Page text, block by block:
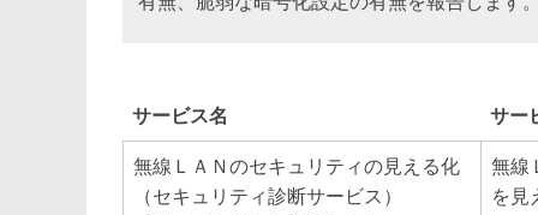
サービス名 サー
無線ＬＡＮのセキュリティの見える化
（セキュリティ診断サービス）
無線
を見